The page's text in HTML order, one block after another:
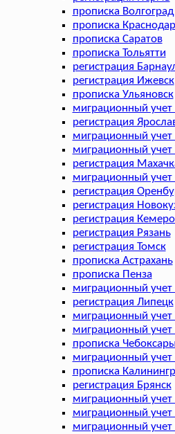
прописка Волгоград
прописка Краснодар
прописка Саратов
прописка Тольятти
регистрация
регистрация Ижевск
прописка Ульяновск
миграционный учет
регистрация
миграционный учет
миграционный
регистрация
миграционный учет
регистрация
регистрация
регистрация
регистрация Рязань
регистрация Томск
прописка Астрахань
прописка Пенза
миграционный
регистрация Липецк
миграционный учет
миграционный учет
прописка Чебоксары
миграционный учет
прописка
регистрация Брянск
миграционный учет
миграционный
миграционный учет